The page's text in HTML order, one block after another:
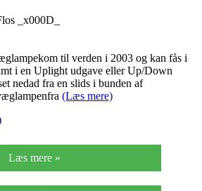
_x000D_
til verden i 2003 og kan fås i
i en Uplight udgave eller Up/Down
nedad fra en slids i bunden af
(Læs mere)
Læs mere »